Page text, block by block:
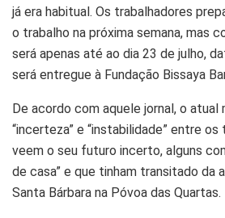
já era habitual. Os trabalhadores
o trabalho na próxima semana, mas
será apenas até ao dia 23 de julho,
será entregue à Fundação Bissaya
De acordo com aquele jornal, o atual
“incerteza” e “instabilidade” entre
veem o seu futuro incerto, alguns
de casa” e que tinham transitado da
Santa Bárbara na Póvoa das Quartas.